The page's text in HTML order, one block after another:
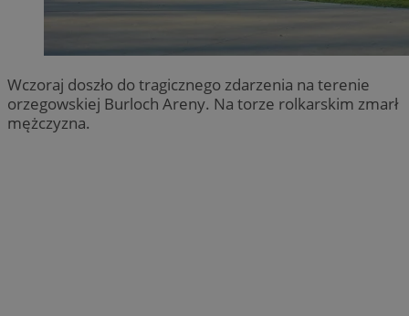
Wczoraj doszło do tragicznego zdarzenia na terenie
orzegowskiej Burloch Areny. Na torze rolkarskim zmarł
mężczyzna.